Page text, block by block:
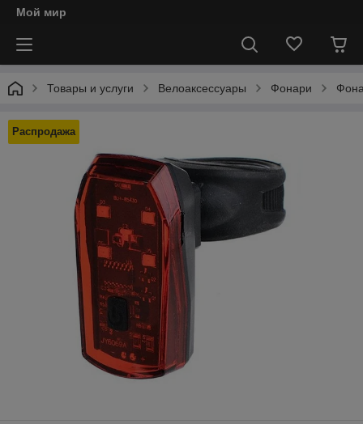
Мой мир
Товары и услуги Велоаксессуары Фонари
Распродажа